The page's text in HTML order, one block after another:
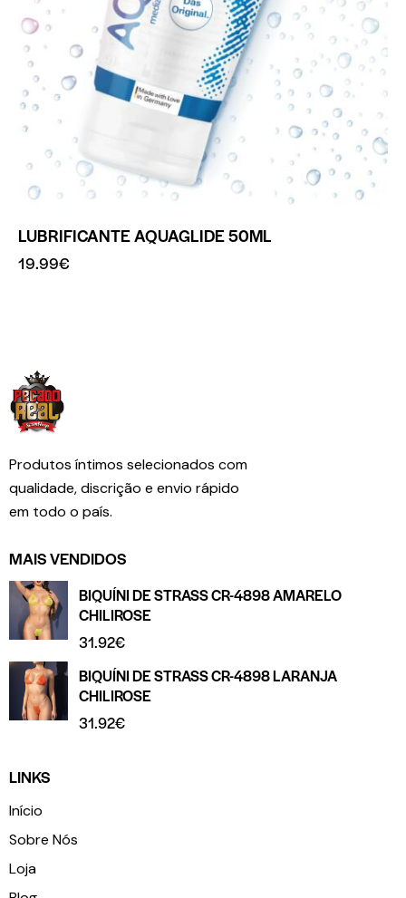
LUBRIFICANTE AQUAGLIDE 50ML
19.99€
Produtos íntimos selecionados com
qualidade, discrição e envio rápido
em todo o país.
MAIS VENDIDOS
BIQUÍNI DE STRASS CR-4898 AMARELO
CHILIROSE
31.92€
BIQUÍNI DE STRASS CR-4898 LARANJA
CHILIROSE
31.92€
LINKS
Início
Sobre Nós
Loja